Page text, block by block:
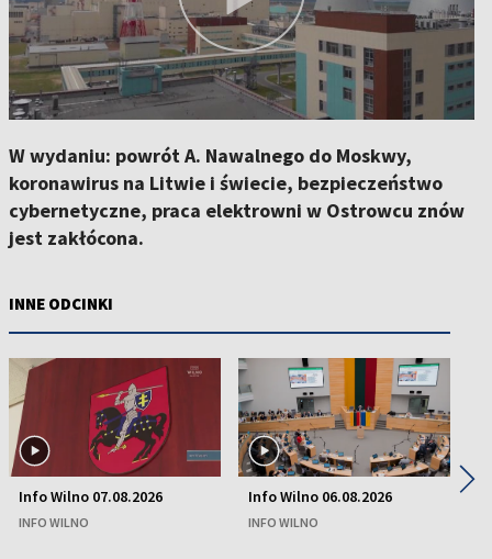
W wydaniu: powrót A. Nawalnego do Moskwy,
koronawirus na Litwie i świecie, bezpieczeństwo
cybernetyczne, praca elektrowni w Ostrowcu znów
jest zakłócona.
INNE ODCINKI
Info Wilno 07.08.2026
INFO WILNO
Info Wilno 06.08.2026
INFO WILNO
▶